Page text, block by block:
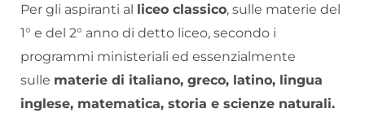
Per gli aspiranti al liceo classico, sulle materie del
1° e del 2° anno di detto liceo, secondo i
programmi ministeriali ed essenzialmente
sulle materie di italiano, greco, latino, lingua
inglese, matematica, storia e scienze naturali.